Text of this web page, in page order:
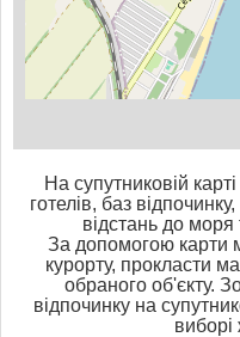
На супутниковій
готелів, баз
відстань до моря
За допомогою карти
курорту, прокласти
обраного об'єкту.
відпочинку на